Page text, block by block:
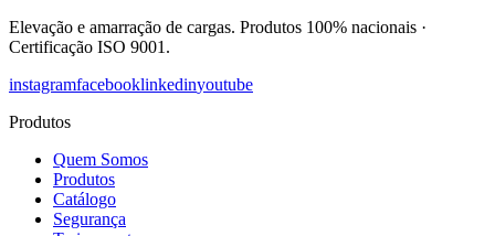
Elevação e amarração de cargas. Produtos 100% nacionais ·
Certificação ISO 9001 .
instagramfacebooklinkedinyoutube
Produtos
Quem Somos
Produtos
Catálogo
Segurança